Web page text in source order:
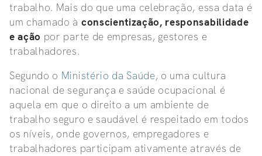
trabalho. Mais do que uma celebração, essa data é
um chamado à conscientização, responsabilidade
e ação por parte de empresas, gestores e
trabalhadores.
Segundo o Ministério da Saúde, o uma cultura
nacional de segurança e saúde ocupacional é
aquela em que o direito a um ambiente de
trabalho seguro e saudável é respeitado em todos
os níveis, onde governos, empregadores e
trabalhadores participam ativamente através de